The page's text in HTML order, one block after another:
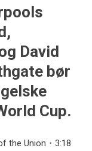
David
bør
Cup.
the Union・3:18